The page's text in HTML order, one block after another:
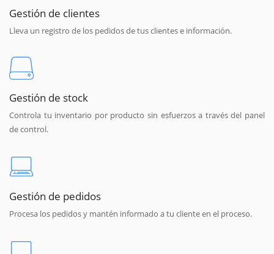
Gestión de clientes
Lleva un registro de los pedidos de tus clientes e información.
Gestión de stock
Controla tu inventario por producto sin esfuerzos a través del panel
de control.
Gestión de pedidos
Procesa los pedidos y mantén informado a tu cliente en el proceso.